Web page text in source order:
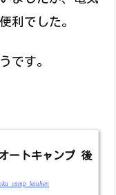
利でした。
です。
ートキャンプ 後